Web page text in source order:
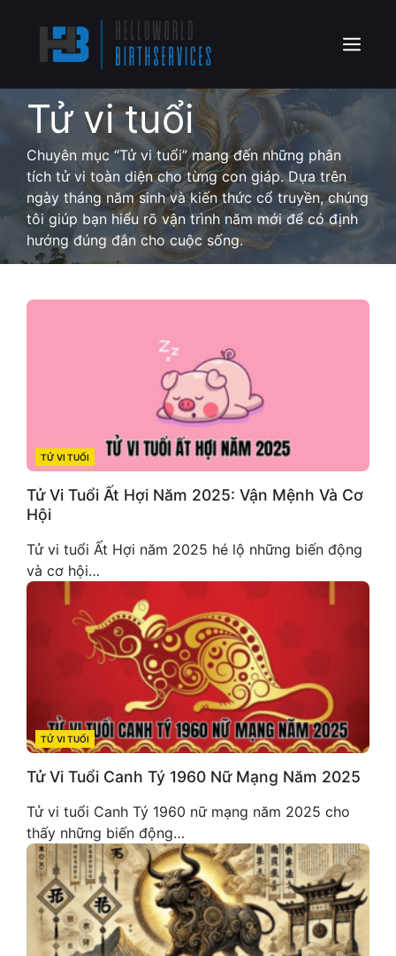
content
Menu
Tử vi tuổi
Chuyên mục “Tử vi tuổi” mang đến những phân
tích tử vi toàn diện cho từng con giáp. Dựa trên
ngày tháng năm sinh và kiến thức cổ truyền, chúng
tôi giúp bạn hiểu rõ vận trình năm mới để có định
hướng đúng đắn cho cuộc sống.
CATEGORIES
TỬ VI TUỔI
Tử Vi Tuổi Ất Hợi Năm 2025: Vận Mệnh Và Cơ
Hội
Tử vi tuổi Ất Hợi năm 2025 hé lộ những biến động
và cơ hội…
CATEGORIES
TỬ VI TUỔI
Tử Vi Tuổi Canh Tý 1960 Nữ Mạng Năm 2025
Tử vi tuổi Canh Tý 1960 nữ mạng năm 2025 cho
thấy những biến động…